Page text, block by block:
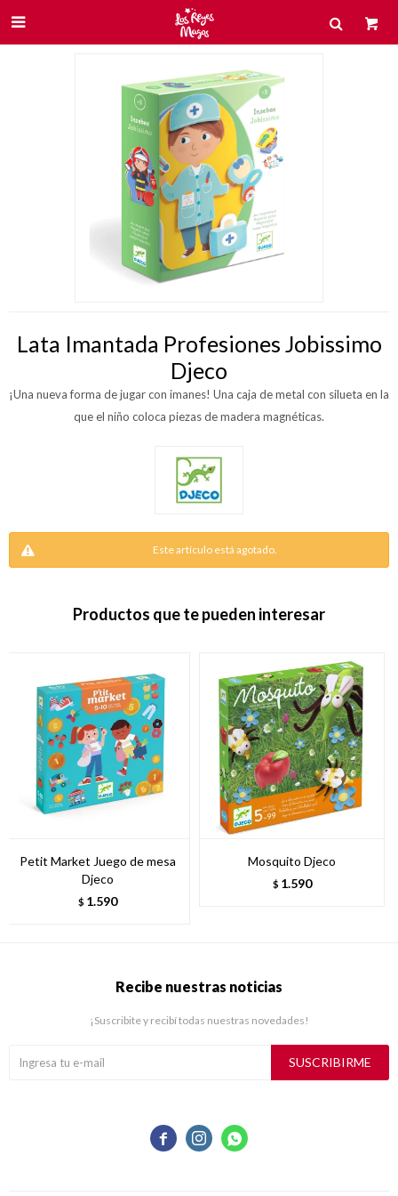

Lata Imantada Profesiones Jobissimo
Djeco
¡Una nueva forma de jugar con imanes! Una caja de metal con silueta en la
que el niño coloca piezas de madera magnéticas.
Este artículo está agotado.
Productos que te pueden interesar
Petit Market Juego de mesa
Djeco
$ 1.590
Mosquito Djeco
$ 1.590
  
Recibe nuestras noticias
¡Suscribite y recibí todas nuestras novedades!
SUSCRIBIRME